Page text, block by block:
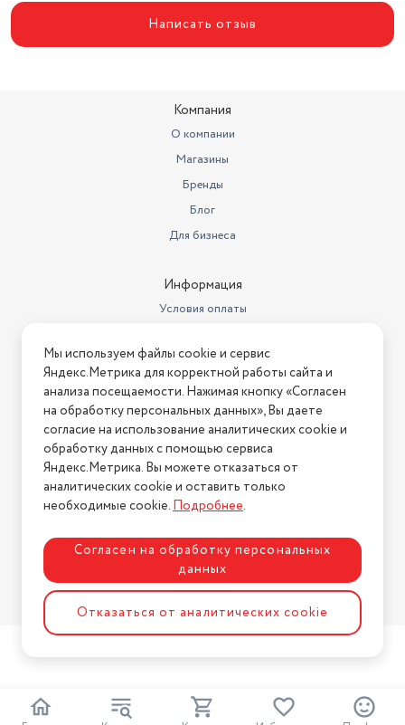
Написать отзыв
Компания
О компании
Магазины
Бренды
Блог
Для бизнеса
Информация
Условия оплаты
Условия возврата
Нашли ошибку на сайте? Напишите нам
2026 © Интернет-магазин "АстМаркет". У нас есть всё!
Политика конфиденциальности
Разработка сайтаASTDESIGN
Мы используем файлы cookie и сервис
Яндекс.Метрика для корректной работы сайта и
анализа посещаемости. Нажимая кнопку «Согласен
на обработку персональных данных», Вы даете
согласие на использование аналитических cookie и
обработку данных с помощью сервиса
Яндекс.Метрика. Вы можете отказаться от
аналитических cookie и оставить только
необходимые cookie.Подробнее.
Согласен на обработку персональных
данных
Отказаться от аналитических cookie